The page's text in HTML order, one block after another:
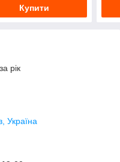
Купити
рік
Україна